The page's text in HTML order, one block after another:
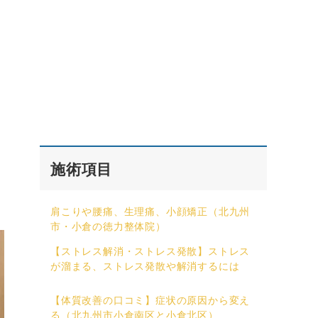
施術項目
肩こりや腰痛、生理痛、小顔矯正（北九州
市・小倉の徳力整体院）
【ストレス解消・ストレス発散】ストレス
が溜まる、ストレス発散や解消するには
【体質改善の口コミ】症状の原因から変え
る（北九州市小倉南区と小倉北区）